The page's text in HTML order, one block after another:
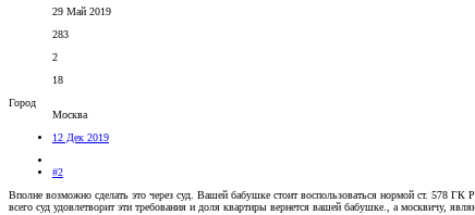
29 Май 2019
283
2
18
Город
Москва
12 Дек 2019
#2
Вполне возможно сделать это через суд. Вашей бабушке стоит воспользоваться нормой ст. 578
всего суд удовлетворит эти требования и доля квартиры вернется вашей бабушке., а москвичу,